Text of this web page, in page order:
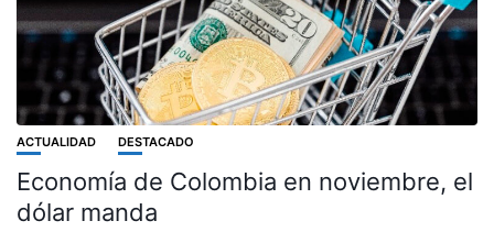
ACTUALIDAD DESTACADO
Economía de Colombia en noviembre, el
dólar manda